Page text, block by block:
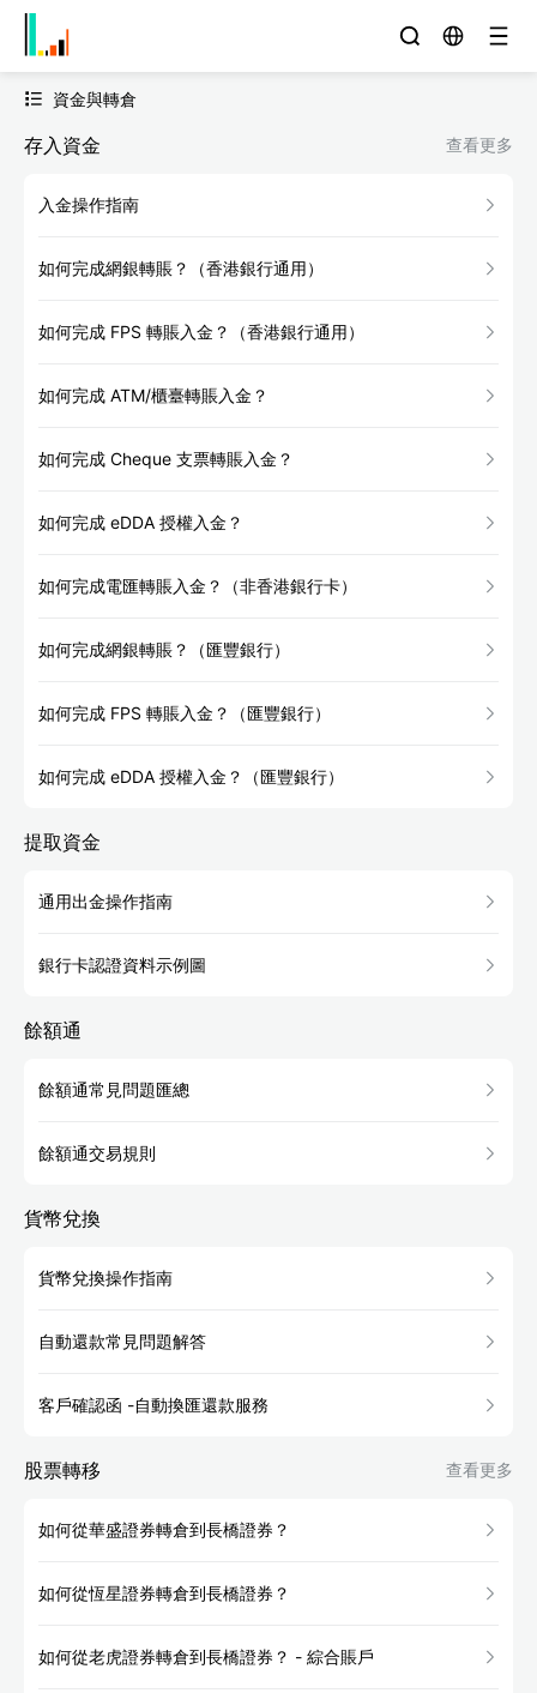
資金與轉倉
存入資金 查看更多
入金操作指南
如何完成網銀轉賬？（香港銀行通用）
如何完成 FPS 轉賬入金？（香港銀行通用）
如何完成 ATM/櫃臺轉賬入金？
如何完成 Cheque 支票轉賬入金？
如何完成 eDDA 授權入金？
如何完成電匯轉賬入金？（非香港銀行卡）
如何完成網銀轉賬？（匯豐銀行）
如何完成 FPS 轉賬入金？（匯豐銀行）
如何完成 eDDA 授權入金？（匯豐銀行）
提取資金
通用出金操作指南
銀行卡認證資料示例圖
餘額通
餘額通常見問題匯總
餘額通交易規則
貨幣兌換
貨幣兌換操作指南
自動還款常見問題解答
客戶確認函 -自動換匯還款服務
股票轉移 查看更多
如何從華盛證券轉倉到長橋證券？
如何從恆星證券轉倉到長橋證券？
如何從老虎證券轉倉到長橋證券？ - 綜合賬戶